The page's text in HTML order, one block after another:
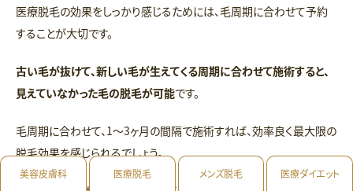
医療脱毛の効果をしっかり感じるためには、毛周期に合わせて予約
することが大切です。
古い毛が抜けて、新しい毛が生えてくる周期に合わせて施術すると、
見えていなかった毛の脱毛が可能です。
毛周期に合わせて、1～3ヶ月の間隔で施術すれば、効率良く最大限の
脱毛効果を感じられるでしょう。
美容皮膚科 医療脱毛 メンズ脱毛 医療ダイエット